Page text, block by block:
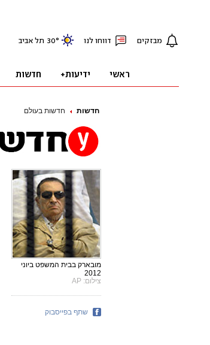
חדשות חדשות בעולם
מובארק בבית המשפט ביוני
2012
צילום: AP
שתף בפייסבוק